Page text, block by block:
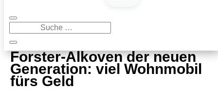
9
Forster-Alkoven der neuen Generation: viel Wohnmobil fürs Geld
Forster-Alkoven der neuen
Generation: viel Wohnmobil
fürs Geld